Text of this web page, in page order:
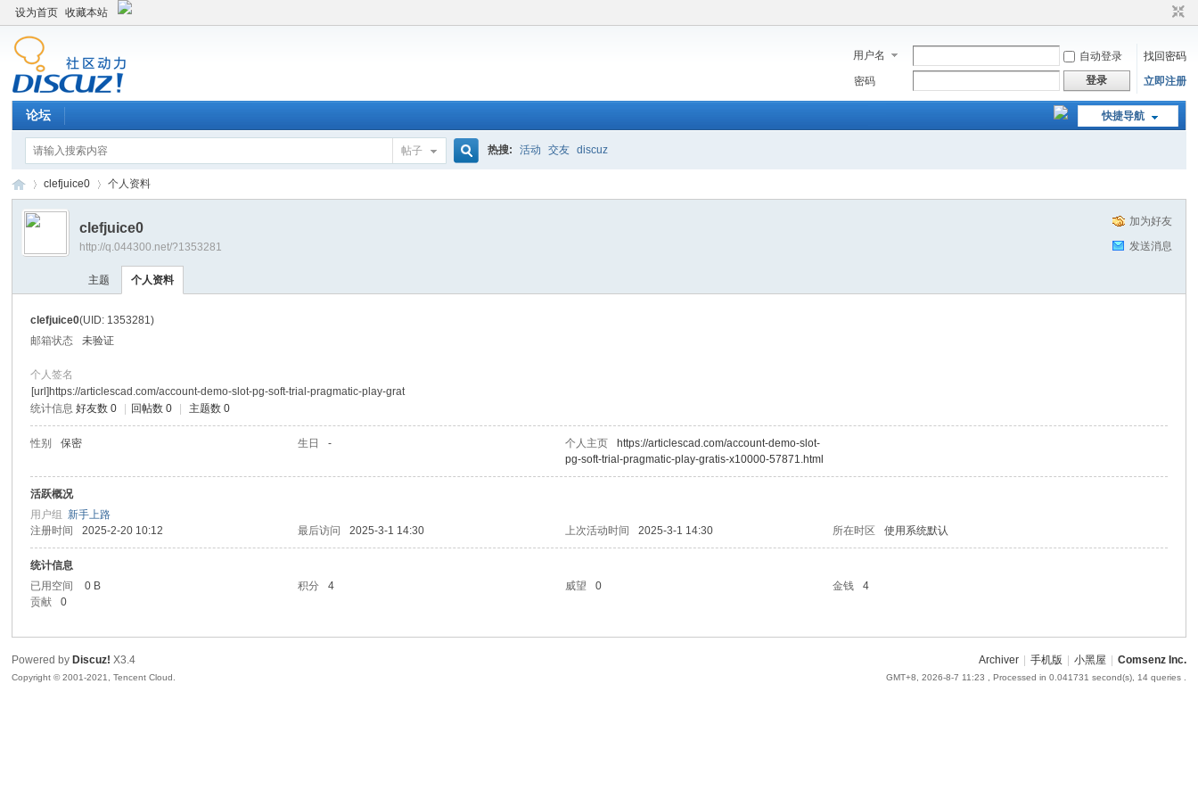
设为首页 收藏本站
用户名 自动登录
找回密码
密码
登录 立即注册
快捷导航
论坛
帖子 热搜: 活动 交友 discuz
›
clefjuice0 个人资料
加为好友
发送消息
clefjuice0
http://q.044300.net/?1353281
主题 个人资料
clefjuice0(UID: 1353281)
邮箱状态
未验证
个人签名
[url]https://articlescad.com/account-demo-slot-pg-soft-trial-pragmatic-play-grat
统计信息 好友数 0 回帖数 0 主题数 0
性别 保密 生日 - 个人主页
https://articlescad.com/account-demo-slot-
pg-soft-trial-pragmatic-play-gratis-x10000-57871.html
活跃概况
用户组新手上路
注册时间
2025-2-20 10:12 最后访问 2025-3-1 14:30 上次活动时间 2025-3-1 14:30 所在时区 使用系统默认
统计信息
已用空间
0 B 积分 4 威望 0 金钱
4
贡献
0
Archiver 手机版 小黑屋 Comsenz Inc.
GMT+8, 2026-8-7 11:23 , Processed in 0.041731 second(s), 14 queries .
Powered by Discuz! X3.4
Copyright © 2001-2021, Tencent Cloud.